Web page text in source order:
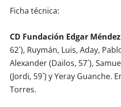
Ficha técnica:
CD Fundación Edgar Méndez
62´), Ruymán, Luis, Aday,
Alexander (Dailos, 57´),
(Jordi, 59´) y Yeray Guanche.
Torres.